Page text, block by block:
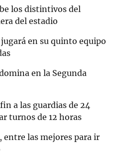
los distintivos del
del estadio
en su quinto equipo
en la Segunda
a las guardias de 24
turnos de 12 horas
entre las mejores para ir